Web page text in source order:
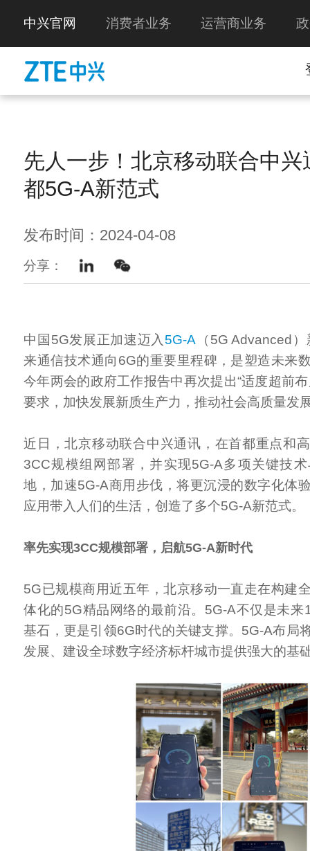
中兴官网 消费者业务 运营商业务
先人一步！北京移动联合中兴
都5G-A新范式
发布时间：2024-04-08
分享：
中国5G发展正加速迈入 5G-A （5G Advanced
来通信技术通向6G的重要里程碑，是塑造未来
今年两会的政府工作报告中再次提出“适度超前
要求，加快发展新质生产力，推动社会高质量发
近日，北京移动联合中兴通讯，在首都重点和
3CC规模组网部署，并实现5G-A多项关键技
地，加速5G-A商用步伐，将更沉浸的数字化体
应用带入人们的生活，创造了多个5G-A新范式。
率先实现3CC规模部署，启航5G-A新时代
5G已规模商用近五年，北京移动一直走在构建
体化的5G精品网络的最前沿。5G-A不仅是未来
基石，更是引领6G时代的关键支撑。5G-A布局
发展、建设全球数字经济标杆城市提供强大的基